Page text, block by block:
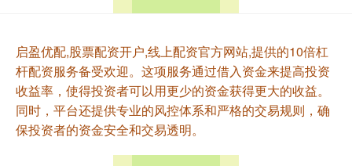
启盈优配,股票配资开户,线上配资官方网站,提供的10倍杠
杆配资服务备受欢迎。这项服务通过借入资金来提高投资
收益率，使得投资者可以用更少的资金获得更大的收益。
同时，平台还提供专业的风控体系和严格的交易规则，确
保投资者的资金安全和交易透明。